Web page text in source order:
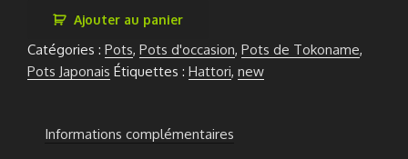
quantité
Pot
Hattori
Ajouter au panier
Catégories : Pots, Pots d'occasion, Pots de Tokoname,
Pots Japonais Étiquettes : Hattori, new
Informations complémentaires